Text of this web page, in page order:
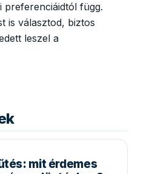
preferenciáidtól függ.
is választod, biztos
leszel a
mit érdemes